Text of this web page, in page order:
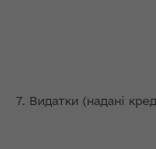
7. Видатки (надані